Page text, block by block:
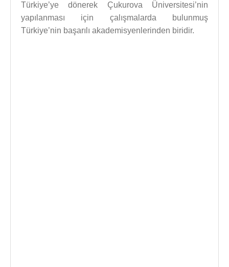
Türkiye’ye dönerek Çukurova Üniversitesi’nin
yapılanması için çalışmalarda bulunmuş
Türkiye’nin başarılı akademisyenlerinden biridir.